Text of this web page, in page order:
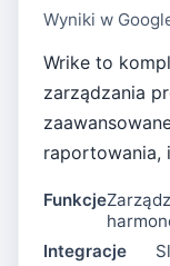
Wyniki w
Wrike to
zarządzania
raportowania,
Funkcje
Integracje